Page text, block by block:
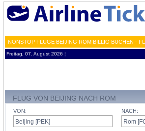
NONSTOP FLÜGE BEIJING ROM BILLIG BUCHEN -
Freitag, 07. August 2026 ¦
FLUG VON BEIJING NACH ROM
VON: NACH: